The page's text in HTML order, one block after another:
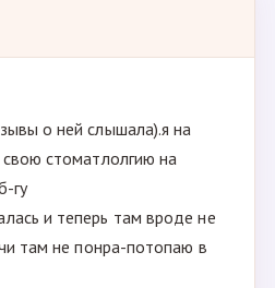
о ней слышала).я на
стоматлолгию на
гу
и теперь там вроде не
там не понра-потопаю в